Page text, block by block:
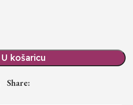
U košaricu
Share: